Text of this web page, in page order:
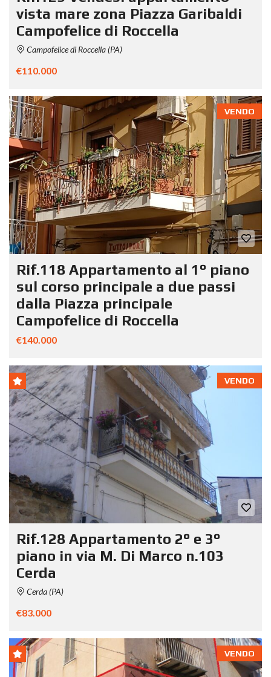
vista mare zona Piazza Garibaldi
Campofelice di Roccella
Campofelice di Roccella (PA)
€110.000
VENDO
Rif.118 Appartamento al 1° piano
sul corso principale a due passi
dalla Piazza principale
Campofelice di Roccella
€140.000
VENDO
Rif.128 Appartamento 2° e 3°
piano in via M. Di Marco n.103
Cerda
Cerda (PA)
€83.000
VENDO